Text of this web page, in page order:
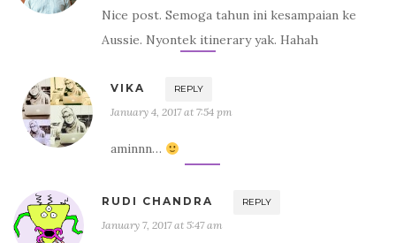
Nice post. Semoga tahun ini kesampaian ke
Aussie. Nyontek itinerary yak. Hahah
VIKA REPLY
January 4, 2017 at 7:54 pm
aminnn…
RUDI CHANDRA REPLY
January 7, 2017 at 5:47 am